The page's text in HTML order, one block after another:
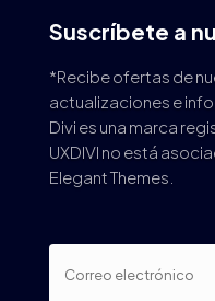
Suscríbete a
*Recibe ofertas de
actualizaciones e
Divi es una marca
UXDIVI no está
Elegant Themes.